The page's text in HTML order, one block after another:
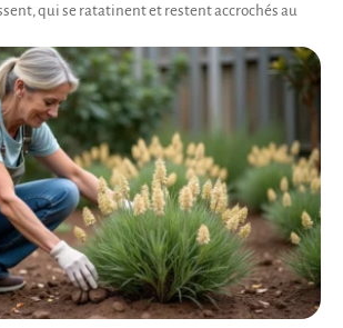
qui se ratatinent et restent accrochés au